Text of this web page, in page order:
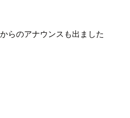
らのアナウンスも出ました